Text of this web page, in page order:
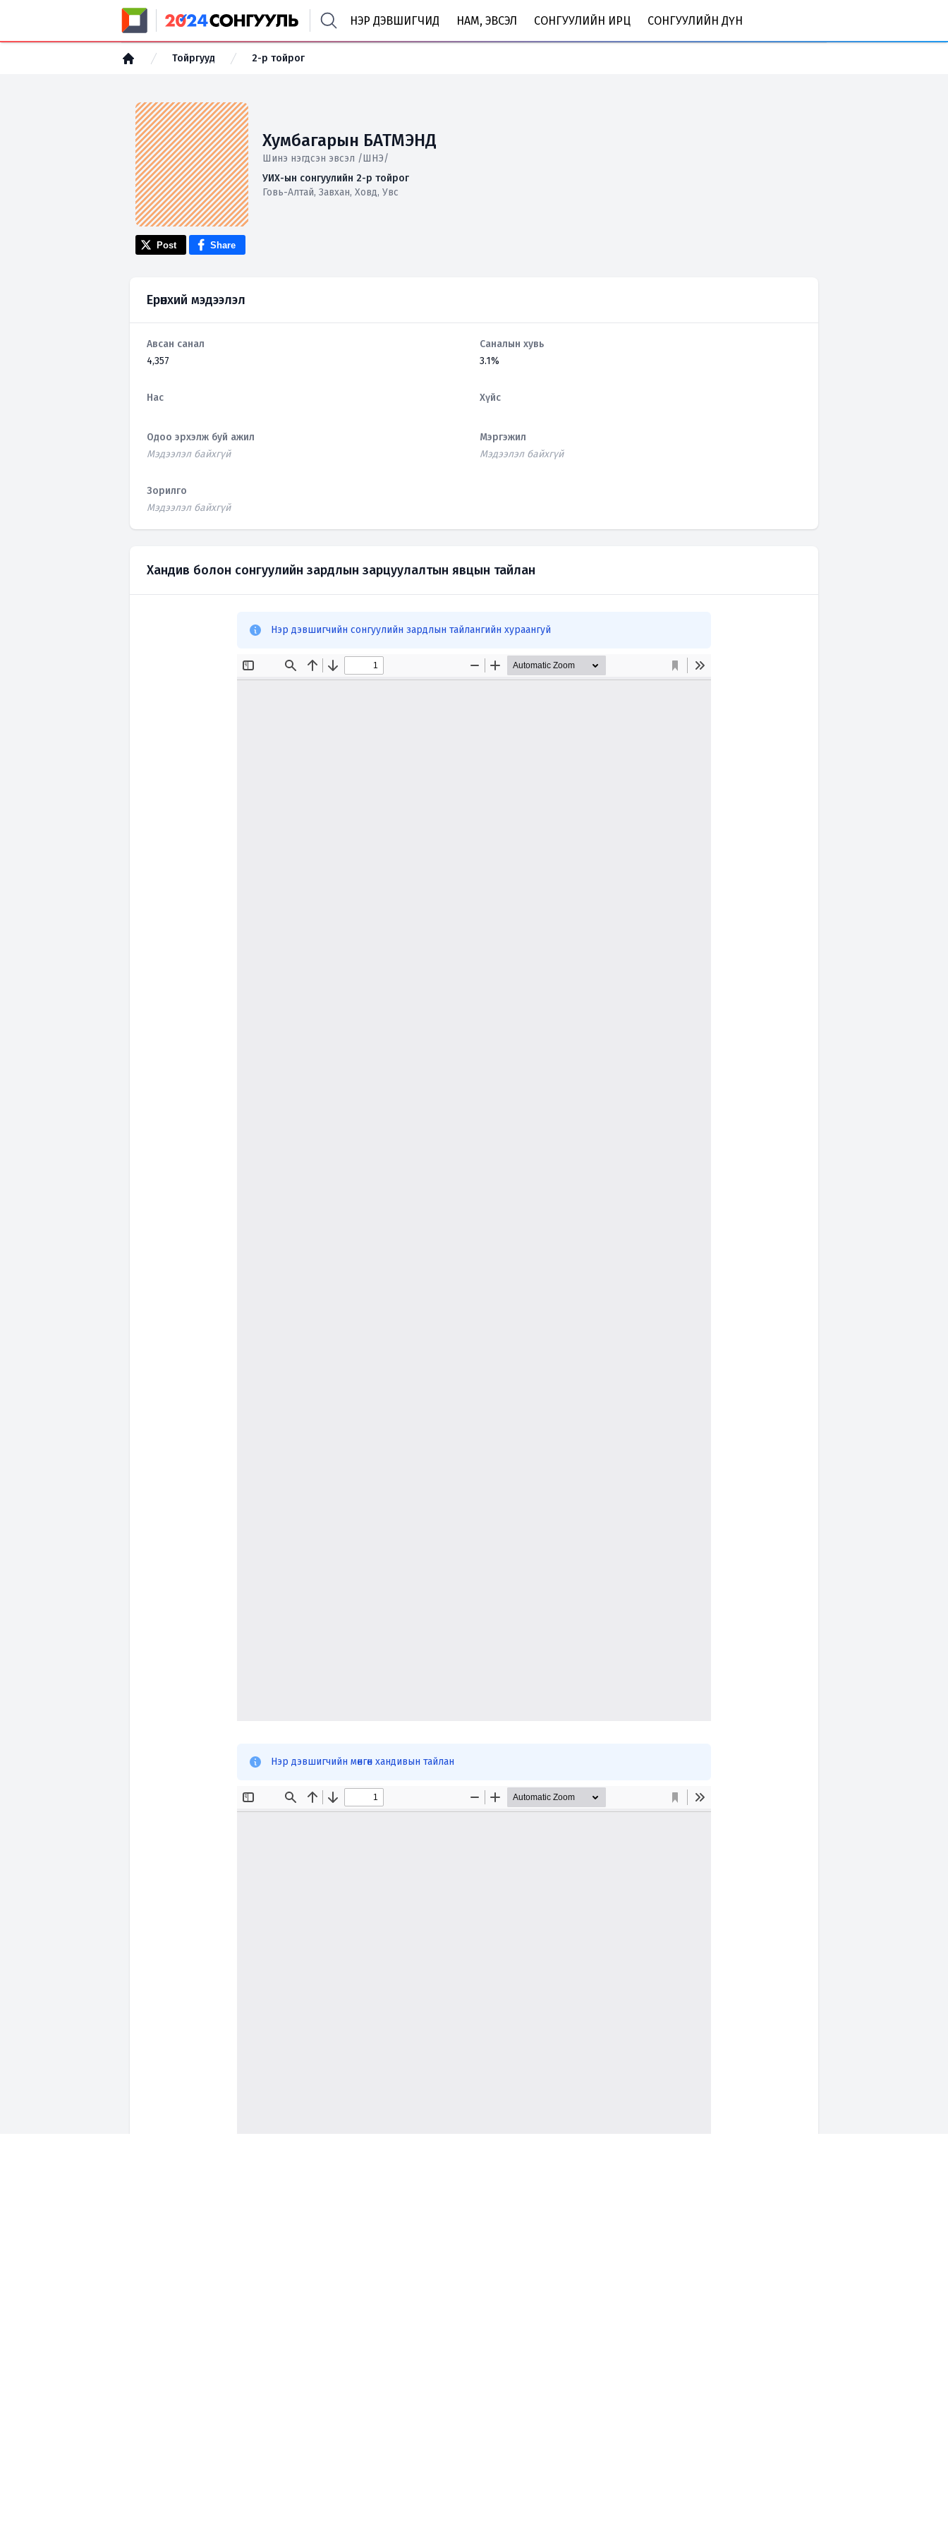
НЭР ДЭВШИГЧИД НАМ, ЭВСЭЛ СОНГУУЛИЙН ИРЦ СОНГУУЛИЙН ДҮН
Тойргууд 2-р тойрог
Хумбагарын БАТМЭНД
Шинэ нэгдсэн эвсэл /ШНЭ/
УИХ-ын сонгуулийн 2-р тойрог
Говь-Алтай, Завхан, Ховд, Увс
Post Share
Ерөнхий мэдээлэл
Авсан санал
4,357
Саналын хувь
3.1%
Нас Хүйс
Одоо эрхэлж буй ажил
Мэдээлэл байхгүй
Мэргэжил
Мэдээлэл байхгүй
Зорилго
Мэдээлэл байхгүй
Хандив болон сонгуулийн зардлын зарцуулалтын явцын тайлан
Нэр дэвшигчийн сонгуулийн зардлын тайлангийн хураангуй
Нэр дэвшигчийн мөнгөн хандивын тайлан